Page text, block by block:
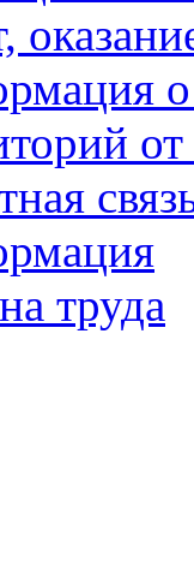
о
труда